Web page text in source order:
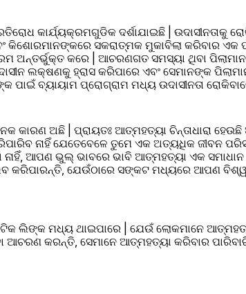
କାର୍ଯ୍ୟକ୍ରମଗୁଡିକ ଦର୍ଶାଯାଇଛି | ଉଦାସୀନତାକୁ
ସକରାତ୍ମକ ମୁକାବିଲା କରିବାର ଏକ
ଅନ୍ତର୍ଭୁକ୍ତ କରେ | ଆଚରଣଗତ ସମସ୍ୟା ଥିବା
ଲକ୍ଷଣକୁ ହ୍ରାସ କରିପାରେ ଏବଂ ସେମାନଙ୍କ
ବ୍ୟାୟାମ ପ୍ରୋଗ୍ରାମ ମଧ୍ୟ ଉଦାସୀନତା
କାରଣ ଅଛି | ପ୍ରାୟତଃ ଆତ୍ମହତ୍ୟା ଚିନ୍ତାଧାରା
ନାହିଁ ଯେତେବେଳେ ତୁମେ ଏକ ଅତ୍ୟଧିକ ଜୀବନ
ଆପଣ ଭୁଲ୍ ଭାବରେ ଭାବି ଆତ୍ମହତ୍ୟା ଏକ
କରିପାରନ୍ତି, ଯେଉଁଠାରେ ସଙ୍କଟ ମଧ୍ୟରେ ଆପଣ
ଲିଙ୍କ ମଧ୍ୟ ଥାଇପାରେ | ଯେଉଁ ଲୋକମାନେ
ଆଚରଣ କରନ୍ତି, ସେମାନେ ଆତ୍ମହତ୍ୟା କରିବାର